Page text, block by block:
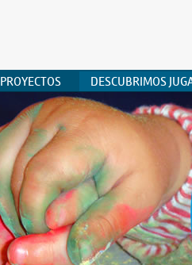
PROYECTOS DESCUBRIMOS